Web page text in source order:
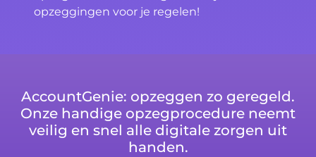
opzeggingen voor je regelen!
AccountGenie: opzeggen zo geregeld.
Onze handige opzegprocedure neemt
veilig en snel alle digitale zorgen uit
handen.